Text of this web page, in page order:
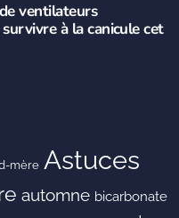
ventilateurs
à la canicule cet
mère Astuces
automne bicarbonate